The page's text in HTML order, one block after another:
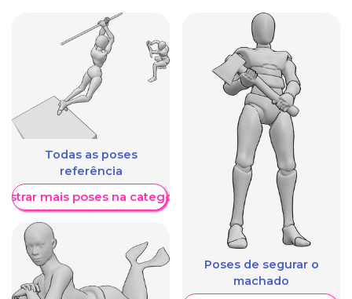
Todas as poses
referência
mais poses na categoria
Poses de segurar o
machado